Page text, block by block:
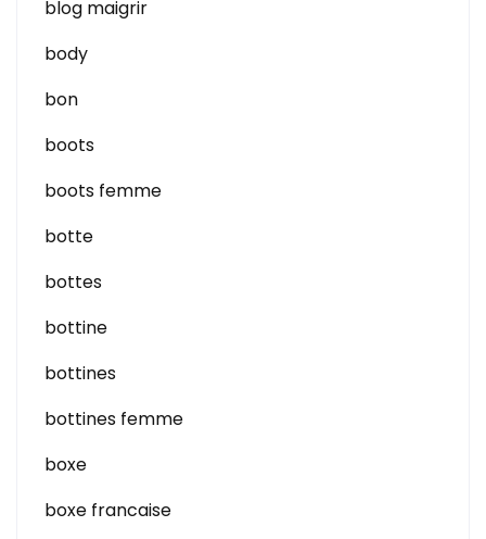
blog maigrir
body
bon
boots
boots femme
botte
bottes
bottine
bottines
bottines femme
boxe
boxe francaise